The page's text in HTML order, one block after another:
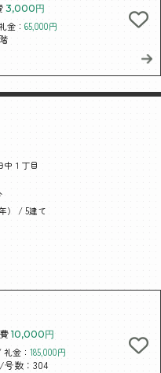
3,000円
金：65,000円
中１丁目
） / 5建て
10,000円
礼金：185,000円
/号数：304